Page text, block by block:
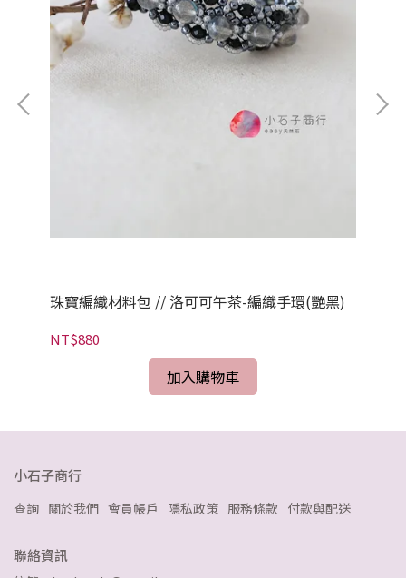
珠寶編織材料包 // 洛可可午茶-編織手環(艷黑)
NT$880
加入購物車
小石子商行
查詢 關於我們 會員帳戶 隱私政策 服務條款 付款與配送
聯絡資訊